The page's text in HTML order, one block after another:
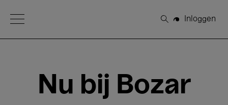
Open Menu
Zoeken
Inloggen
Nu bij Bozar